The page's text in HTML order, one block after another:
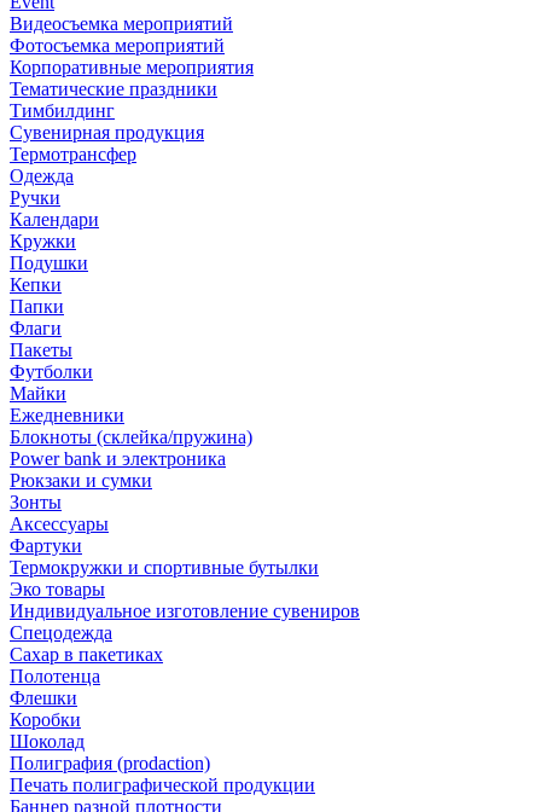
Видеосъемка мероприятий
Фотосъемка мероприятий
Корпоративные мероприятия
Тематические праздники
Тимбилдинг
Сувенирная продукция
Термотрансфер
Одежда
Ручки
Календари
Кружки
Подушки
Кепки
Папки
Флаги
Пакеты
Футболки
Майки
Ежедневники
Блокноты (склейка/пружина)
Power bank и электроника
Рюкзаки и сумки
Зонты
Аксессуары
Фартуки
Термокружки и спортивные бутылки
Эко товары
Индивидуальное изготовление сувениров
Спецодежда
Сахар в пакетиках
Полотенца
Флешки
Коробки
Шоколад
Полиграфия (prodaction)
Печать полиграфической продукции
Баннер разной плотности